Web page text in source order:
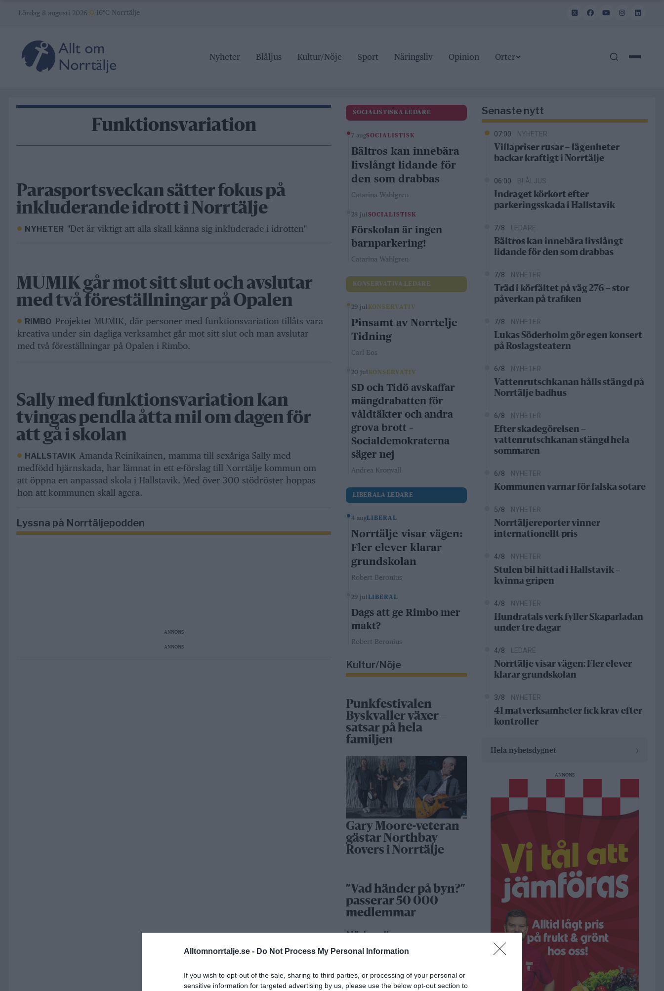
Alltomnorrtalje.se - Do Not Process My Personal Information
If you wish to opt-out of the sale, sharing to third parties, or processing of your personal or
sensitive information for targeted advertising by us, please use the below opt-out section to
Lördag 8 augusti 2026 16°C Norrtälje
Nyheter Blåljus Kultur/Nöje Sport Näringsliv Opinion Orter
Funktionsvariation
Parasportsveckan sätter fokus på
inkluderande idrott i Norrtälje
NYHETER "Det är viktigt att alla skall känna sig inkluderade i idrotten"
MUMIK går mot sitt slut och avslutar
med två föreställningar på Opalen
RIMBO Projektet MUMIK, där personer med funktionsvariation tillåts vara
kreativa under sin dagliga verksamhet går mot sitt slut och man avslutar
med två föreställningar på Opalen i Rimbo.
Sally med funktionsvariation kan
tvingas pendla åtta mil om dagen för
att gå i skolan
HALLSTAVIK Amanda Reinikainen, mamma till sexåriga Sally med
medfödd hjärnskada, har lämnat in ett e-förslag till Norrtälje kommun om
att öppna en anpassad skola i Hallstavik. Med över 300 stödröster hoppas
hon att kommunen skall agera.
Lyssna på Norrtäljepodden
ANNONS
ANNONS
SOCIALISTISKA LEDARE
7 augSOCIALISTISK
Bältros kan innebära
livslångt lidande för
den som drabbas
Catarina Wahlgren
28 jul SOCIALISTISK
Förskolan är ingen
barnparkering!
Catarina Wahlgren
KONSERVATIVA LEDARE
29 jul KONSERVATIV
Pinsamt av Norrtelje
Tidning
Carl Eos
20 jul KONSERVATIV
SD och Tidö avskaffar
mängdrabatten för
våldtäkter och andra
grova brott –
Socialdemokraterna
säger nej
Andrea Kronvall
LIBERALA LEDARE
4 augLIBERAL
Norrtälje visar vägen:
Fler elever klarar
grundskolan
Robert Beronius
29 jul LIBERAL
Dags att ge Rimbo mer
makt?
Robert Beronius
Kultur/Nöje
Punkfestivalen
Byskvaller växer –
satsar på hela
familjen
Gary Moore-veteran
gästar Northbay
Rovers i Norrtälje
”Vad händer på byn?”
passerar 50 000
medlemmar
Näringsliv
Senaste nytt
07:00 NYHETER
Villapriser rusar – lägenheter
backar kraftigt i Norrtälje
06:00 BLÅLJUS
Indraget körkort efter
parkeringsskada i Hallstavik
7/8 LEDARE
Bältros kan innebära livslångt
lidande för den som drabbas
7/8 NYHETER
Träd i körfältet på väg 276 – stor
påverkan på trafiken
7/8 NYHETER
Lukas Söderholm gör egen konsert
på Roslagsteatern
6/8 NYHETER
Vattenrutschkanan hålls stängd på
Norrtälje badhus
6/8 NYHETER
Efter skadegörelsen –
vattenrutschkanan stängd hela
sommaren
6/8 NYHETER
Kommunen varnar för falska sotare
5/8 NYHETER
Norrtäljereporter vinner
internationellt pris
4/8 NYHETER
Stulen bil hittad i Hallstavik –
kvinna gripen
4/8 NYHETER
Hundratals verk fyller Skaparladan
under tre dagar
4/8 LEDARE
Norrtälje visar vägen: Fler elever
klarar grundskolan
3/8 NYHETER
41 matverksamheter fick krav efter
kontroller
Hela nyhetsdygnet
ANNONS